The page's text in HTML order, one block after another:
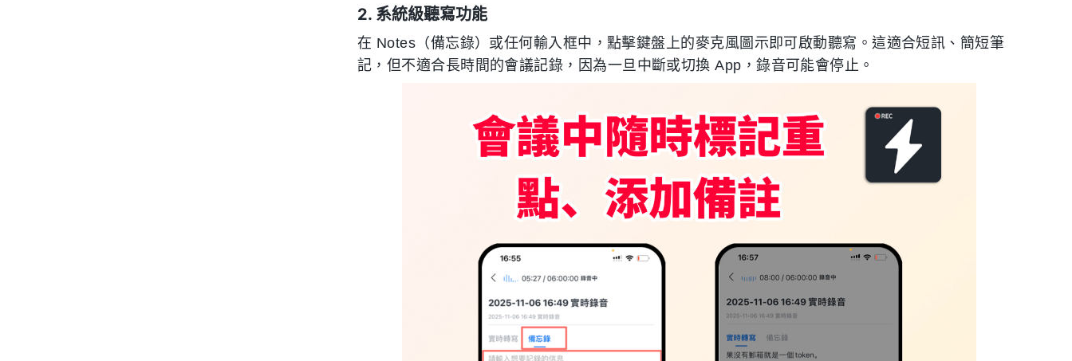
2. 系統級聽寫功能
在 Notes（備忘錄）或任何輸入框中，點擊鍵盤上的麥克風圖示即可啟動聽寫。這適合短訊、簡短筆
記，但不適合長時間的會議記錄，因為一旦中斷或切換 App，錄音可能會停止。